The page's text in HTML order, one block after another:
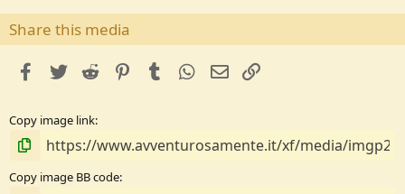
Share this media
facebookTwitterReddit PinterestTumblrWhatsApp
e-mail
Copy image link
Copy image BB code